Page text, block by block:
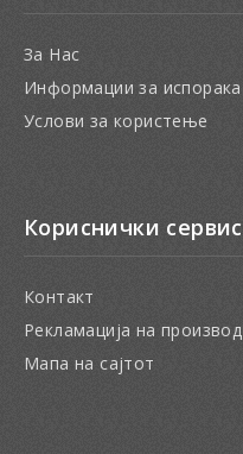
За Нас
Информации за испорака
Услови за користење
Кориснички сервис
Контакт
Рекламација на производ
Мапа на сајтот